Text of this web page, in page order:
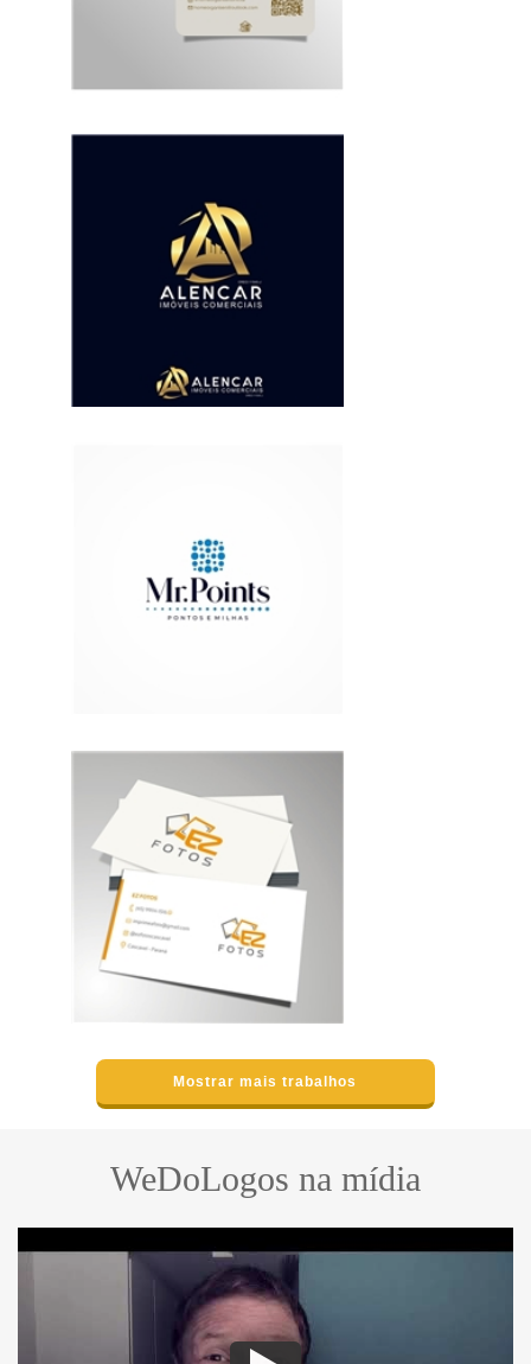
Mostrar mais trabalhos
WeDoLogos na mídia